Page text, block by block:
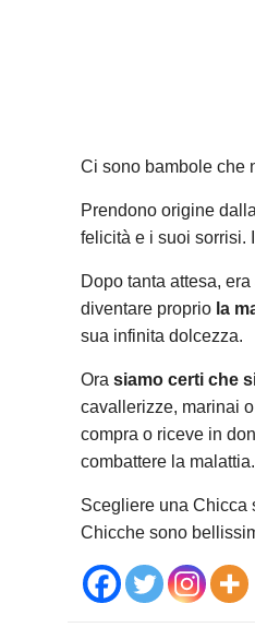
Ci sono bambole che
Prendono origine
felicità e i suoi sorrisi.
Dopo tanta attesa,
diventare proprio la
sua infinita dolcezza.
Orasiamo certi che
cavallerizze, marinai
compra o riceve in
combattere la malattia.
Scegliere una Chicca
Chicche sono